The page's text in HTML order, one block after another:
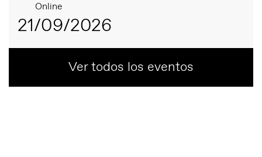
Online
21/09/2026
Ver todos los eventos